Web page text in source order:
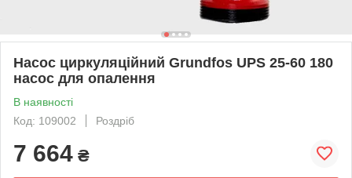
Насос циркуляційний Grundfos UPS 25-60 180
насос для опалення
В наявності
Код: 109002
Роздріб
7 664 ₴